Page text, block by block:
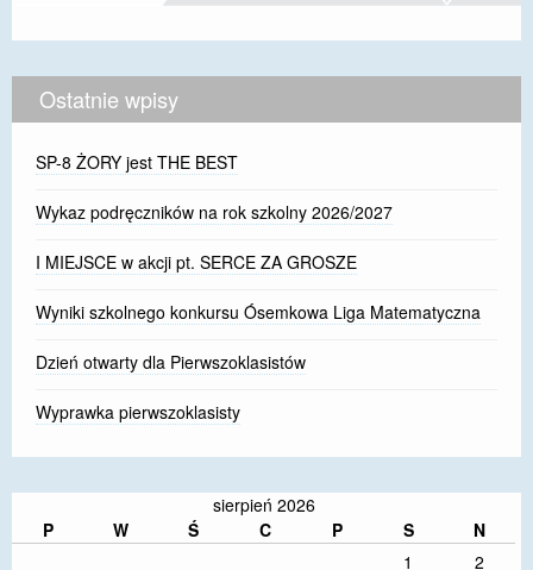
Ostatnie wpisy
SP-8 ŻORY jest THE BEST
Wykaz podręczników na rok szkolny 2026/2027
I MIEJSCE w akcji pt. SERCE ZA GROSZE
Wyniki szkolnego konkursu Ósemkowa Liga Matematyczna
Dzień otwarty dla Pierwszoklasistów
Wyprawka pierwszoklasisty
sierpień 2026
P
W Ś C P S
N
1
2